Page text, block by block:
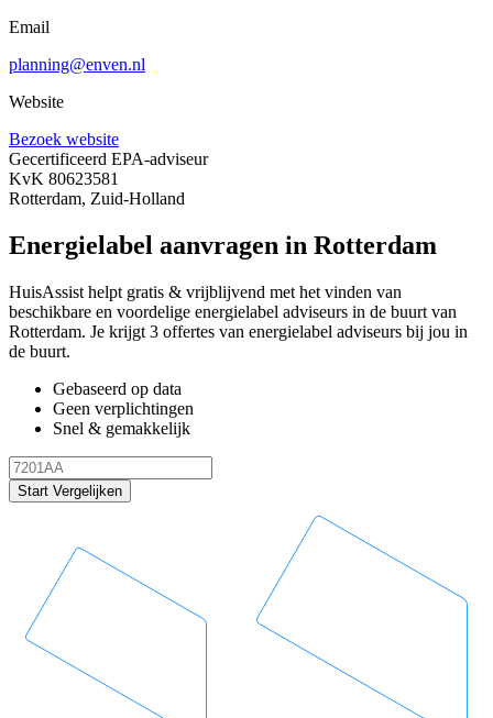
Email
planning@enven.nl
Website
Bezoek website
Gecertificeerd EPA-adviseur
KvK 80623581
Rotterdam, Zuid-Holland
Energielabel aanvragen in Rotterdam
HuisAssist helpt gratis & vrijblijvend met het vinden van
beschikbare en voordelige energielabel adviseurs in de buurt van
Rotterdam. Je krijgt 3 offertes van energielabel adviseurs bij jou in
de buurt.
Gebaseerd op data
Geen verplichtingen
Snel & gemakkelijk
Start Vergelijken